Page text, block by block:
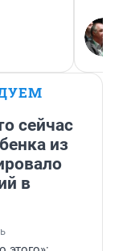
сейчас
из
в